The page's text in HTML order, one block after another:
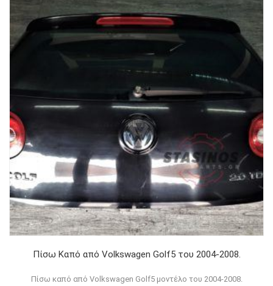
Πίσω Καπό από Volkswagen Golf5 του 2004-2008.
Πίσω καπό από Volkswagen Golf5 μοντέλο του 2004-2008.